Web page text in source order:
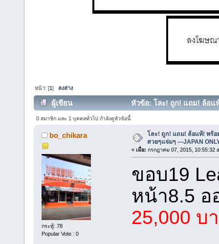
หน้า: [1] ลงล่าง
ผู้เขียน
หัวข้อ: โละ! ถูก! แถม! ล้อแ
(อ่าน 21513 ครั้ง)
0 สมาชิก และ 1 บุคคลทั่วไป กำลังดูหัวข้อนี้
bo_chikara
กระทู้: 78
Popular Vote : 0
โละ! ถูก! แถม! ล้อแท้! พร้อ
สวยๆแจ่มๆ ---JAPAN
« เมื่อ: กรกฎาคม 07, 2015, 10:55:32
ขอบ19
หน้า8.5 อ
25,000 บ